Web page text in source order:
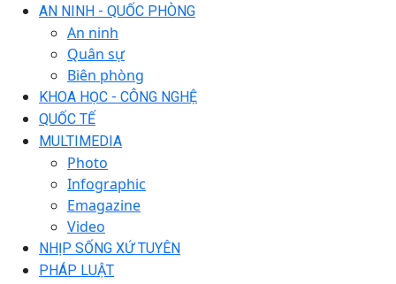
AN NINH - QUỐC PHÒNG
An ninh
Quân sự
Biên phòng
KHOA HỌC - CÔNG NGHỆ
QUỐC TẾ
MULTIMEDIA
Photo
Infographic
Emagazine
Video
NHỊP SỐNG XỨ TUYÊN
PHÁP LUẬT